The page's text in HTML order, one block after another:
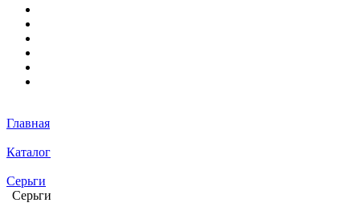
Главная
Каталог
Серьги
Серьги